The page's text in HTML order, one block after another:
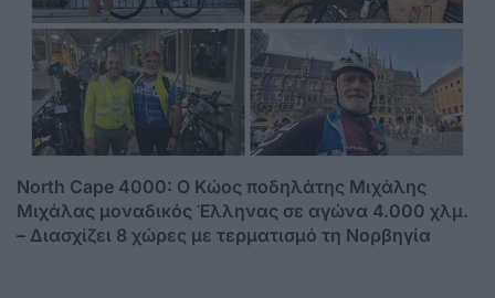
North Cape 4000: Ο Κώος ποδηλάτης Μιχάλης
Μιχάλας μοναδικός Έλληνας σε αγώνα 4.000 χλμ.
– Διασχίζει 8 χώρες με τερματισμό τη Νορβηγία